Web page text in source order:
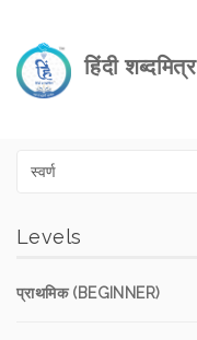
हिंदी शब्दमित्र
Levels
प्राथमिक (BEGINNER)